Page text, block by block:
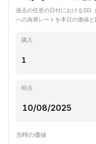
過去の任意の日付におけるSEI
への為替レートを本日の価値と
購入
時点
当時の価値